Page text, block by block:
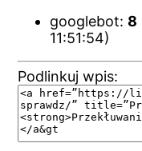
googlebot: 8
11:51:54)
Podlinkuj wpis: